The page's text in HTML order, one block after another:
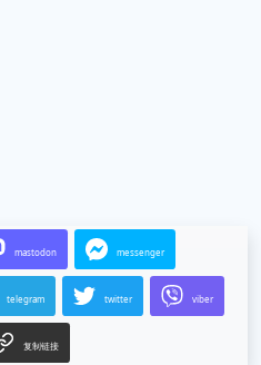
mastodon messenger
telegram twitter viber
复制链接